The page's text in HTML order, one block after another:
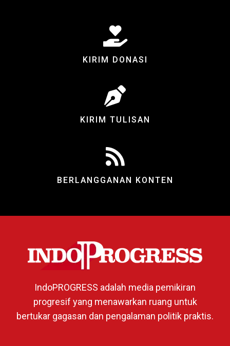
KIRIM DONASI
KIRIM TULISAN
BERLANGGANAN KONTEN
IndoPROGRESS adalah media pemikiran
progresif yang menawarkan ruang untuk
bertukar gagasan dan pengalaman politik praktis.